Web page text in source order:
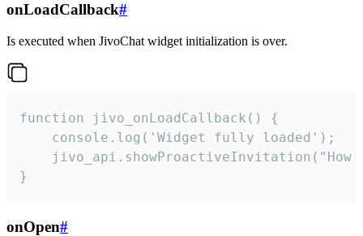
onLoadCallback#
Is executed when JivoChat widget initialization is over.
function jivo_onLoadCallback() {
    console.log('Widget fully loaded');
jivo_api.showProactiveInvitation("How
}
onOpen#